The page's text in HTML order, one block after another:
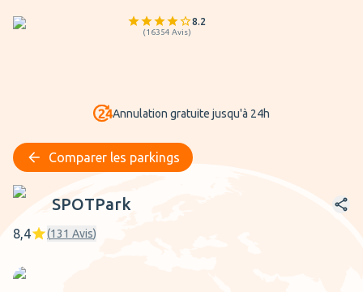
8.2
(16354 Avis)
Annulation gratuite jusqu'à 24h
Comparer les parkings
SPOTPark
SPOTPark
8,4 (131 Avis)